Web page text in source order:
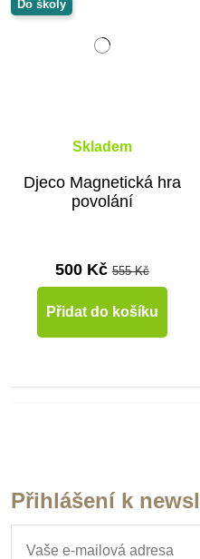
Do školy
Skladem
Djeco Magnetická hra
povolání
500 Kč 555 Kč
Přidat do košíku
Přihlášení k